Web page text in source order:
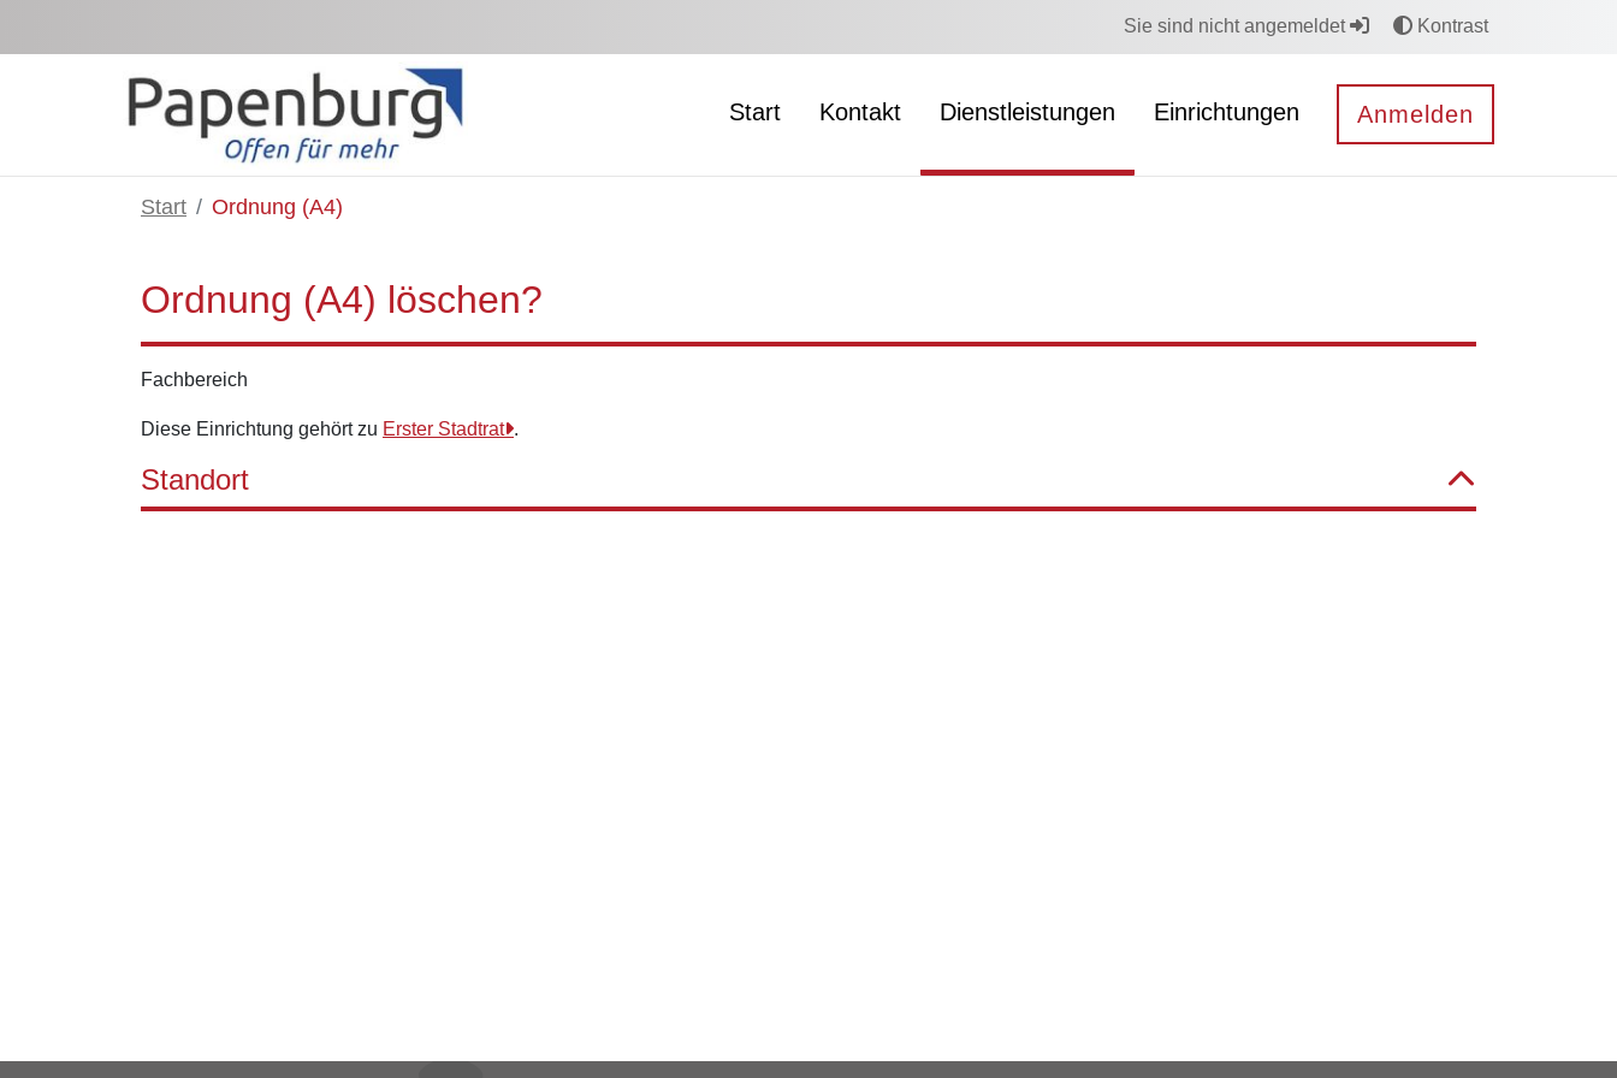
Sie sind nicht angemeldet Kontrast
Start Kontakt Dienstleistungen Einrichtungen Anmelden
Start Ordnung (A4)
Ordnung (A4) löschen?
Fachbereich
Diese Einrichtung gehört zu Erster Stadtrat .
Standort